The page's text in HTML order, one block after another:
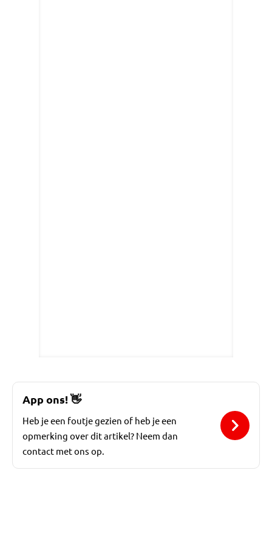
App ons!👋
Heb je een foutje gezien of heb je een
opmerking over dit artikel? Neem dan
contact met ons op.